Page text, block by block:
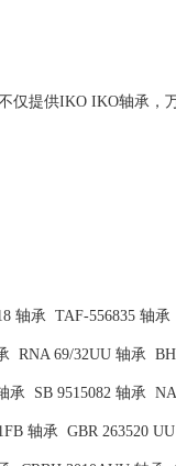
仅提供IKO IKO轴承，
轴承 TAF-556835 轴承
RNA 69/32UU 轴承
承 SB 9515082 轴承
轴承 GBR 263520